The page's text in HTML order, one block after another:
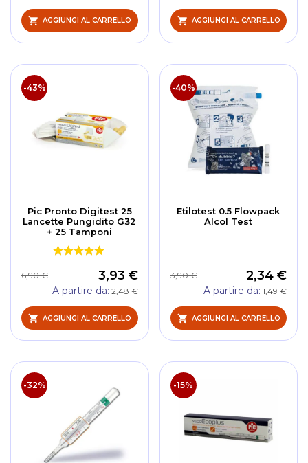
AGGIUNGI AL CARRELLO AGGIUNGI AL CARRELLO
-43%
Pic Pronto Digitest 25
Lancette Pungidito G32
+ 25 Tamponi
3,93 €
6,90 €
A partire da 2,48 €
AGGIUNGI AL CARRELLO
-40%
Etilotest 0.5 Flowpack
Alcol Test
2,34 €
3,90 €
A partire da 1,49 €
AGGIUNGI AL CARRELLO
-32% -15%